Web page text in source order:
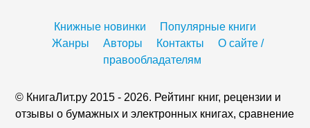
Книжные новинки
Популярные книги
Жанры
Авторы Контакты
О сайте /
правообладателям
© КнигаЛит.ру 2015 - 2026. Рейтинг книг, рецензии и
отзывы о бумажных и электронных книгах, сравнение